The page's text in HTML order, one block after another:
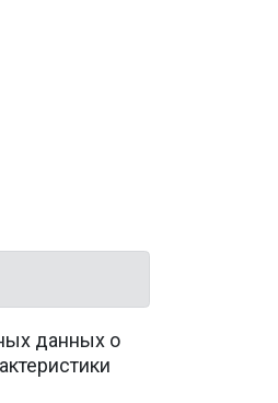
данных о